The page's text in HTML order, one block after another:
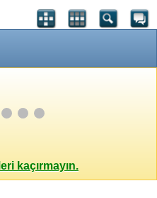
kaçırmayın.